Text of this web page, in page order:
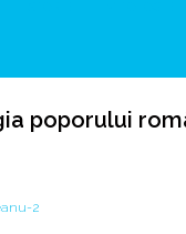
poporului